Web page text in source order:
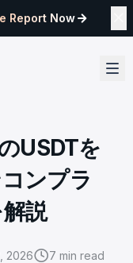
Report Now
USDTを
ンプラ
説
2026 7 min read